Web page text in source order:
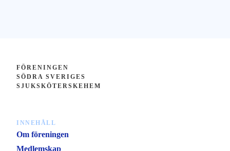
FÖRENINGEN
SÖDRA SVERIGES
SJUKSKÖTERSKEHEM
INNEHÅLL
Om föreningen
Medlemskap